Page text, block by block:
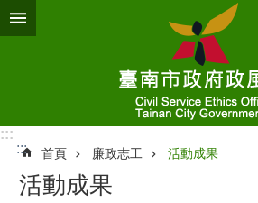
跳到主要內容區塊
:::
:::
首頁 廉政志工 活動成果
活動成果